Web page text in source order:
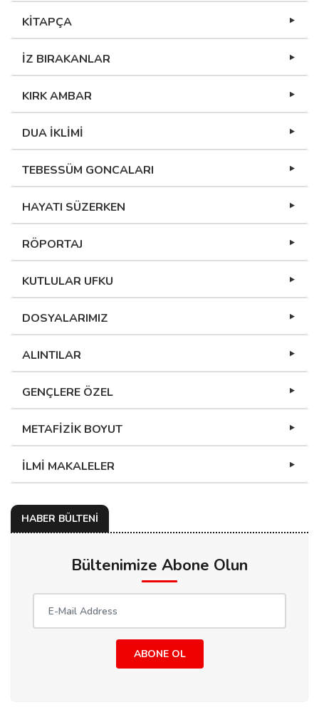
KİTAPÇA
İZ BIRAKANLAR
KIRK AMBAR
DUA İKLİMİ
TEBESSÜM GONCALARI
HAYATI SÜZERKEN
RÖPORTAJ
KUTLULAR UFKU
DOSYALARIMIZ
ALINTILAR
GENÇLERE ÖZEL
METAFİZİK BOYUT
İLMİ MAKALELER
HABER BÜLTENİ
Bültenimize Abone Olun
ABONE OL